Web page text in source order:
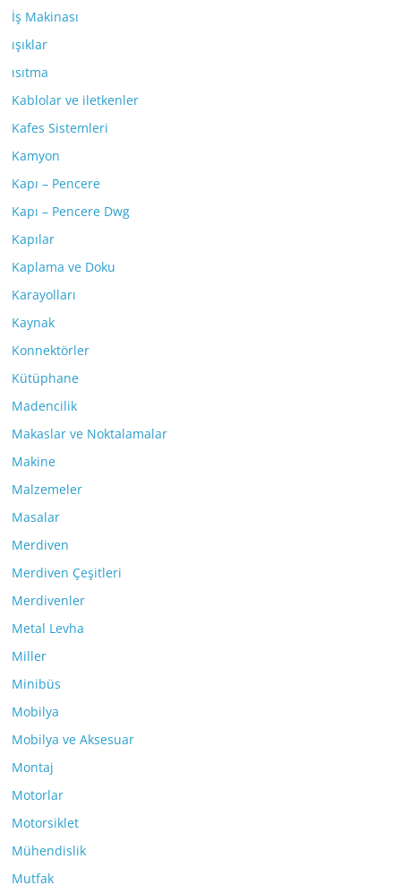
İş Makinası
ışıklar
ısıtma
Kablolar ve iletkenler
Kafes Sistemleri
Kamyon
Kapı – Pencere
Kapı – Pencere Dwg
Kapılar
Kaplama ve Doku
Karayolları
Kaynak
Konnektörler
Kütüphane
Madencilik
Makaslar ve Noktalamalar
Makine
Malzemeler
Masalar
Merdiven
Merdiven Çeşitleri
Merdivenler
Metal Levha
Miller
Minibüs
Mobilya
Mobilya ve Aksesuar
Montaj
Motorlar
Motorsiklet
Mühendislik
Mutfak